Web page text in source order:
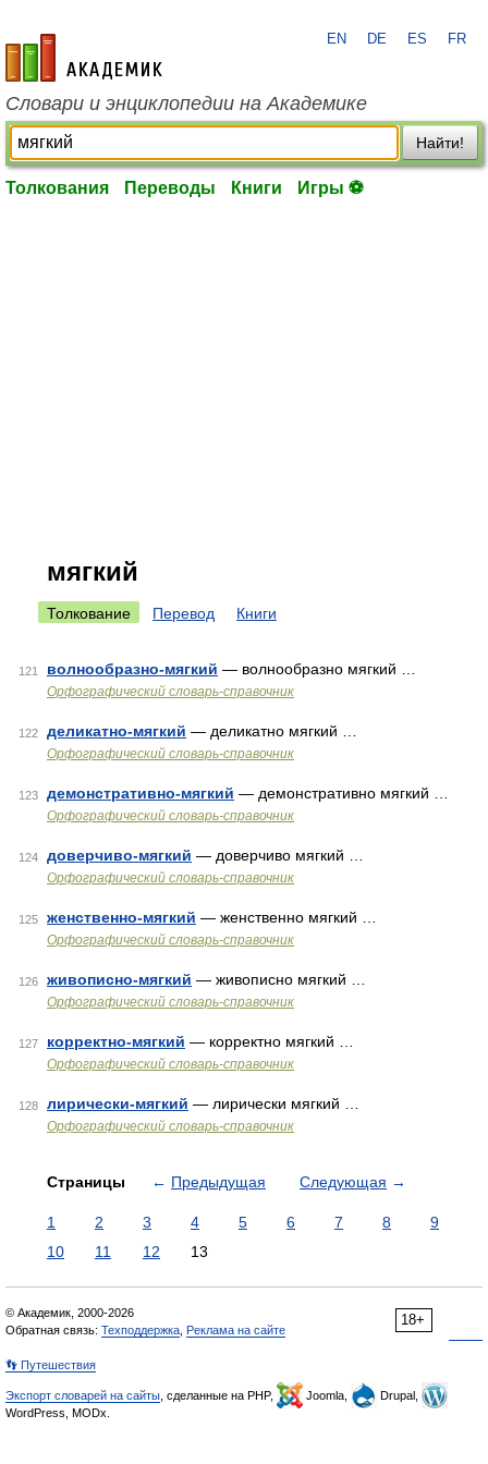
academic.ru
EN DE ES FR
Словари и энциклопедии на Академике
Найти!
Толкования Переводы Книги Игры ⚽
мягкий
Толкование Перевод Книги
121 волнообразно-мягкий — волнообразно мягкий …
Орфографический словарь-справочник
122 деликатно-мягкий — деликатно мягкий …
Орфографический словарь-справочник
123 демонстративно-мягкий — демонстративно мягкий …
Орфографический словарь-справочник
124 доверчиво-мягкий — доверчиво мягкий …
Орфографический словарь-справочник
125 женственно-мягкий — женственно мягкий …
Орфографический словарь-справочник
126 живописно-мягкий — живописно мягкий …
Орфографический словарь-справочник
127 корректно-мягкий — корректно мягкий …
Орфографический словарь-справочник
128 лирически-мягкий — лирически мягкий …
Орфографический словарь-справочник
Страницы ← Предыдущая Следующая →
1 2 3 4 5 6 7 8
9
10
11 12 13
18+
© Академик, 2000-2026
Обратная связь: Техподдержка Реклама на сайте
👣 Путешествия
Экспорт словарей на сайты , сделанные на PHP, Joomla,
Drupal,
WordPress, MODx.